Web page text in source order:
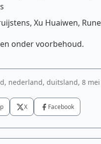
Xu Huaiwen,
onder voorbehoud.
nederland, duitsland, 8
X Facebook